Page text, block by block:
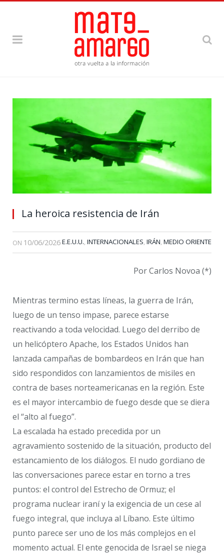
La heroica resistencia de Irán
ON 10/06/2026E.E.U.U., INTERNACIONALES, IRÁN, MEDIO ORIENTE
Por Carlos Novoa (*)
Mientras termino estas líneas, la guerra de Irán,
luego de un tenso impase, parece estarse
reactivando a toda velocidad. Luego del derribo de
un helicóptero Apache, los Estados Unidos han
lanzada campañas de bombardeos en Irán que han
sido respondidos con lanzamientos de misiles en
contra de bases norteamericanas en la región. Este
es el mayor intercambio de fuego desde que se diera
el “alto al fuego”.
La escalada ha estado precedida por un
agravamiento sostenido de la situación, producto del
estancamiento de los diálogos. El nudo gordiano de
las conversaciones parece estar en torno a tres
puntos: el control del Estrecho de Ormuz; el
programa nuclear iraní y la exigencia de un cese al
fuego integral, que incluya al Líbano. Este último
punto parece ser uno de los más complejos en el
momento actual. El ente genocida de Israel se niega